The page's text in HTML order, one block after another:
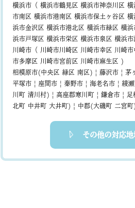
横浜市（ 横浜市鶴見区 横浜市神奈川区 横
市南区 横浜市港南区 横浜市保土ヶ谷区 横
浜市金沢区 横浜市港北区 横浜市緑区 横浜
浜市戸塚区 横浜市栄区 横浜市泉区 横浜市
川崎市（ 川崎市川崎区 川崎市幸区 川崎市
市多摩区 川崎市宮前区 川崎市麻生区 )
相模原市(中央区 緑区 南区) | 藤沢市 | 茅
平塚市 | 座間市 | 秦野市 | 海老名市 | 綾
川町 清川村) | 高座郡寒川町 | 鎌倉市 |
北町 中井町 大井町) | 中郡(大磯町 二宮町
その他の対応地